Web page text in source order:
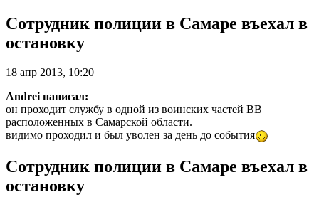
Сотрудник полиции в Самаре въехал в
остановку
18 апр 2013, 10:20
Andrei написал:
он проходит службу в одной из воинских частей ВВ
расположенных в Самарской области.
видимо проходил и был уволен за день до события
Сотрудник полиции в Самаре въехал в
остановку